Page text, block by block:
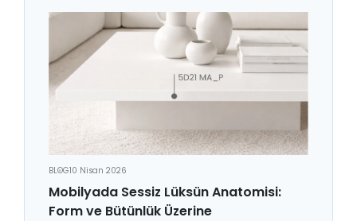
BLOG10 Nisan 2026
Mobilyada Sessiz Lüksün Anatomisi:
Form ve Bütünlük Üzerine